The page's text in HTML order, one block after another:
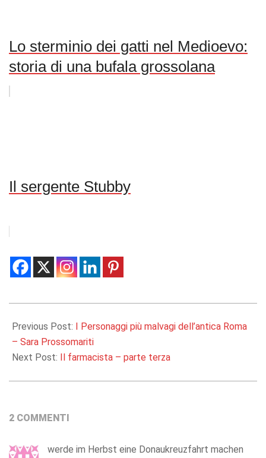
Lo sterminio dei gatti nel Medioevo:
storia di una bufala grossolana
Il sergente Stubby
07-
10
Previous Post: I Personaggi più malvagi dell’antica Roma
– Sara Prossomariti
Next Post: Il farmacista – parte terza
2 COMMENTI
werde im Herbst eine Donaukreuzfahrt machen